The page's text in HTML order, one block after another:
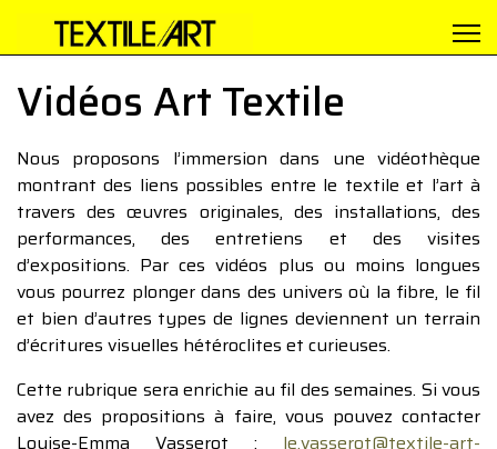
Vidéos Art Textile
Nous proposons l’immersion dans une vidéothèque
montrant des liens possibles entre le textile et l’art à
travers des œuvres originales, des installations, des
performances, des entretiens et des visites
d’expositions. Par ces vidéos plus ou moins longues
vous pourrez plonger dans des univers où la fibre, le fil
et bien d’autres types de lignes deviennent un terrain
d’écritures visuelles hétéroclites et curieuses.
Cette rubrique sera enrichie au fil des semaines. Si vous
avez des propositions à faire, vous pouvez contacter
Louise-Emma Vasserot : le.vasserot@textile-art-